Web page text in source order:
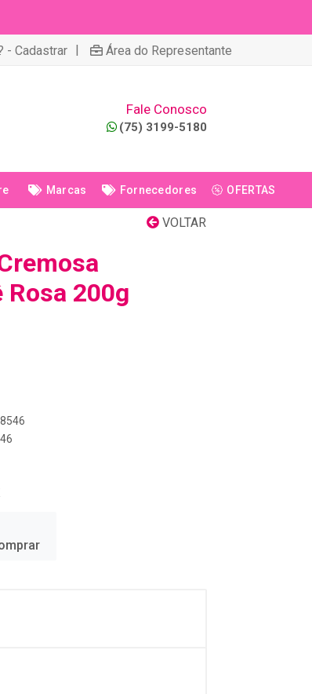
- Cadastrar | Área do Representante
Fale Conosco
(75) 3199-5180
Marcas Fornecedores OFERTAS
VOLTAR
Rosa 200g